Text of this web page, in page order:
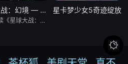
星球大战：幻境 — 第九个绝地武士
该剧延续《星球大战：幻境》的世界观，见证绝地武士崭新篇章。
星卡梦少女5奇迹绽放
